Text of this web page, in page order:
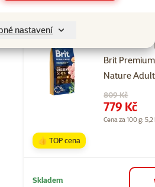
nastavení
Brit
Nature
Hodnocení
Původní cena
809 Kč
Cena
779 Kč
Cena za 100 g: 5,2
👍 TOP cena
Skladem